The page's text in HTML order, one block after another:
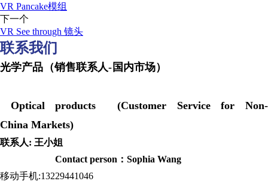
VR Pancake模组
下一个
VR See through 镜头
联系我们
光学产品（销售联系人-国内市场）
Optical products (Customer Service for Non-
China Markets)
联系人: 王小姐
Contact person：Sophia Wang
移动手机:13229441046